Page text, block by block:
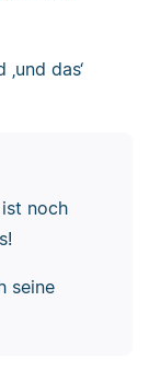
das‘
noch
seine